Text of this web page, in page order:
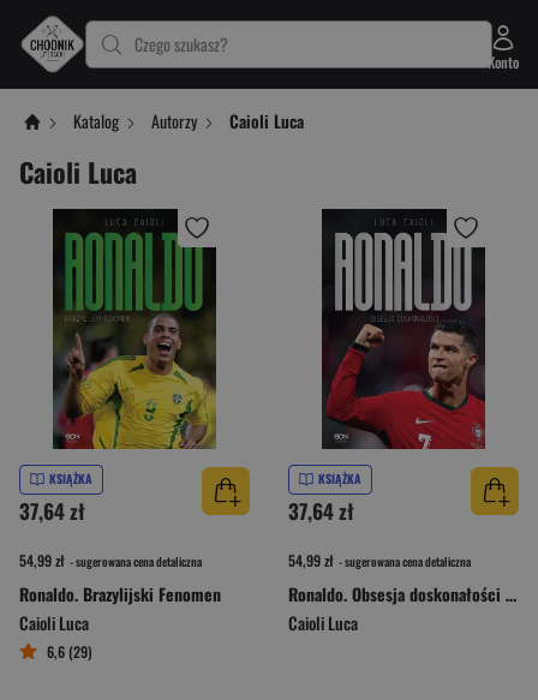
Czego szukasz?
Konto
Katalog Autorzy Caioli Luca
Caioli Luca
KSIĄŻKA
37,64 zł
54,99 zł - sugerowana cena detaliczna
Ronaldo. Brazylijski Fenomen
Caioli Luca
6,6 (29)
KSIĄŻKA
37,64 zł
54,99 zł - sugerowana cena detaliczna
Ronaldo. Obsesja doskonałości wyd. 4
Caioli Luca